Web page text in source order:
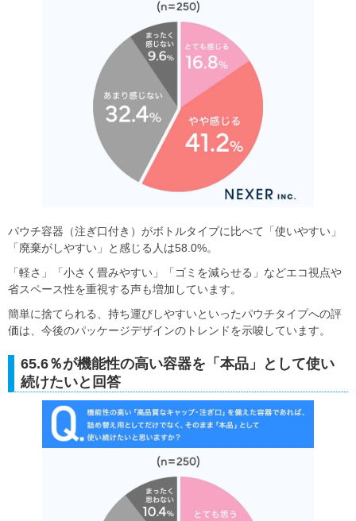
パウチ容器（注ぎ口付き）がボトルタイプに比べて「使いやすい」
「廃棄がしやすい」と感じる人は58.0%。
「軽さ」「小さく畳みやすい」「ゴミを減らせる」などエコ視点や
省スペース性を重視する声も増加しています。
簡単に捨てられる、持ち運びしやすいといったパウチタイプへの評
価は、今後のパッケージデザインのトレンドを示唆しています。
65.6％が機能性の高い容器を「本品」として使い
続けたいと回答